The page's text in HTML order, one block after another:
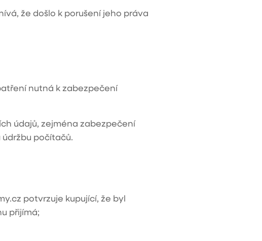
že došlo k porušení jeho práva
nutná k zabezpečení
údajů, zejména zabezpečení
počítačů.
potvrzuje kupující, že byl
přijímá;